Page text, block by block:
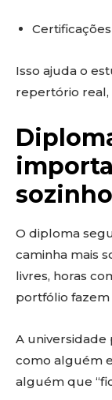
Isso ajuda o
repertório real,
O diploma
caminha mais
livres, horas
portfólio
A universidade
como alguém
alguém que